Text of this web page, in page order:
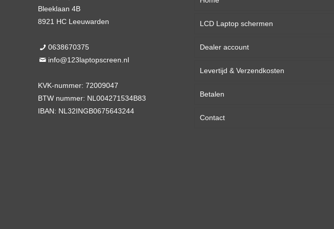
Bleeklaan 4B
8921 HC Leeuwarden
0638670375
info@123laptopscreen.nl
KVK-nummer: 72009047
BTW nummer: NL004271534B83
IBAN: NL32INGB0675643244
LCD Laptop schermen
13,3 inch
14,0 inch
15,6 inch
17,3 inch
Dealer account
Levertijd & Verzendkosten
Betalen
Contact